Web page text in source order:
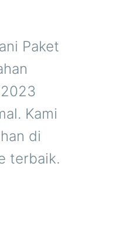
Paket
Kami
di
terbaik.